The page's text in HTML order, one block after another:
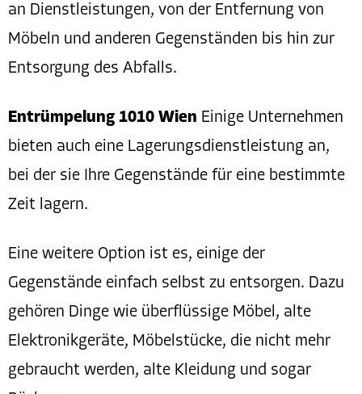
an Dienstleistungen, von der Entfernung von
Möbeln und anderen Gegenständen bis hin zur
Entsorgung des Abfalls.
Entrümpelung 1010 Wien Einige Unternehmen
bieten auch eine Lagerungsdienstleistung an,
bei der sie Ihre Gegenstände für eine bestimmte
Zeit lagern.
Eine weitere Option ist es, einige der
Gegenstände einfach selbst zu entsorgen. Dazu
gehören Dinge wie überflüssige Möbel, alte
Elektronikgeräte, Möbelstücke, die nicht mehr
gebraucht werden, alte Kleidung und sogar